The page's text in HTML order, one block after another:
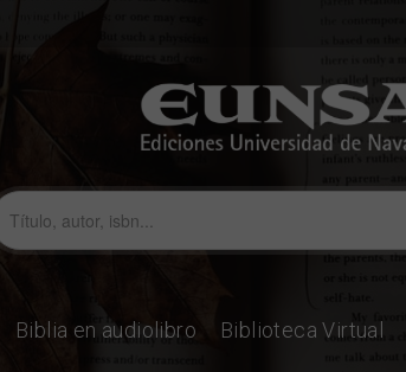
Biblia en audiolibro Biblioteca Virtual